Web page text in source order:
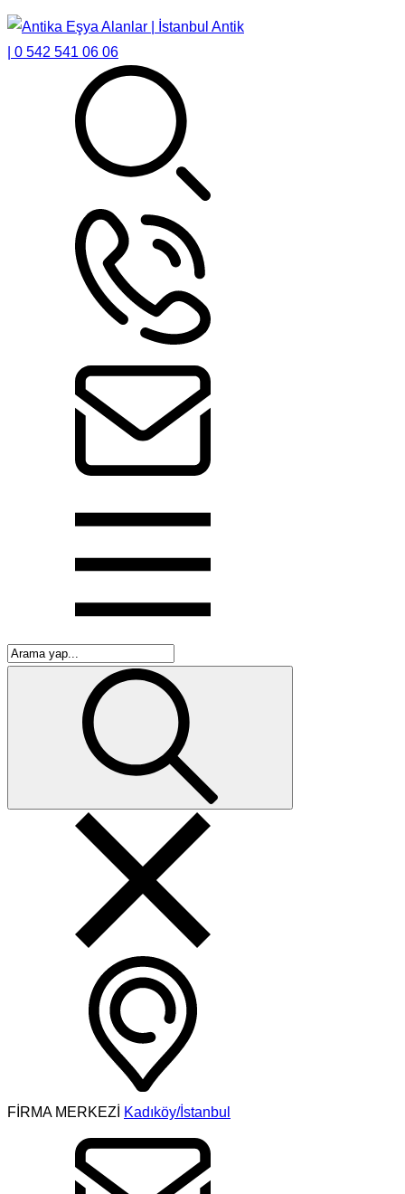
FİRMA MERKEZİ Kadıköy/İstanbul